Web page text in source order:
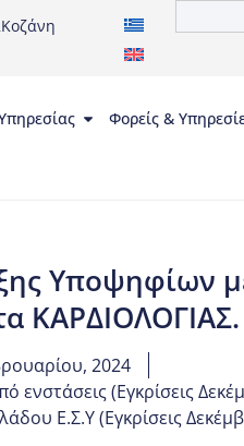
Κοζάνη
Φορείς &
Υποψηφίων
ΚΑΡΔΙΟΛΟΓΙΑΣ.
2024
(Εγκρίσεις
Ε.Σ.Υ (Εγκρίσεις